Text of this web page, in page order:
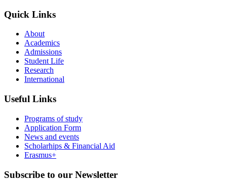
Quick Links
About
Academics
Admissions
Student Life
Research
International
Useful Links
Programs of study
Application Form
News and events
Scholarhips & Financial Aid
Erasmus+
Subscribe to our Newsletter